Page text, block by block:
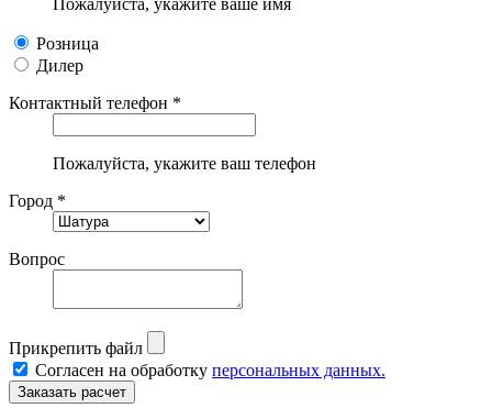
Пожалуйста, укажите ваше имя
Розница
Дилер
Контактный телефон *
Пожалуйста, укажите ваш телефон
Город *
Вопрос
Прикрепить файл
Согласен на обработку персональных данных.